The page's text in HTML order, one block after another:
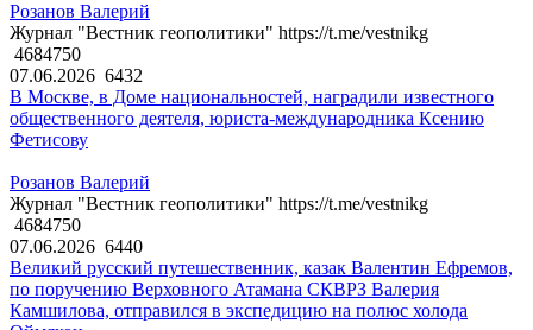
Розанов Валерий
Журнал "Вестник геополитики" https://t.me/vestnikg
4684750
07.06.2026 6432
В Москве, в Доме национальностей, наградили известного
общественного деятеля, юриста-международника Ксению
Фетисову
Розанов Валерий
Журнал "Вестник геополитики" https://t.me/vestnikg
4684750
07.06.2026 6440
Великий русский путешественник, казак Валентин Ефремов,
по поручению Верховного Атамана СКВРЗ Валерия
Камшилова, отправился в экспедицию на полюс холода